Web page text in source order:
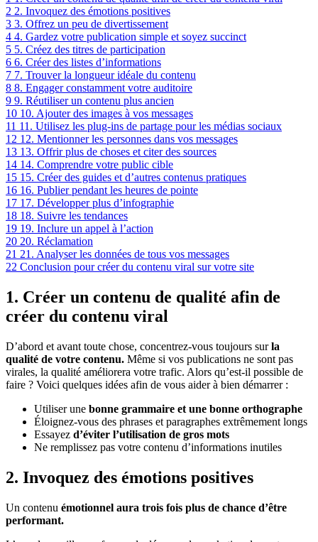
2 2. Invoquez des émotions positives
3 3. Offrez un peu de divertissement
4 4. Gardez votre publication simple et soyez succinct
5 5. Créez des titres de participation
6 6. Créer des listes d’informations
7 7. Trouver la longueur idéale du contenu
8 8. Engager constamment votre auditoire
9 9. Réutiliser un contenu plus ancien
10 10. Ajouter des images à vos messages
11 11. Utilisez les plug-ins de partage pour les médias sociaux
12 12. Mentionner les personnes dans vos messages
13 13. Offrir plus de choses et citer des sources
14 14. Comprendre votre public cible
15 15. Créer des guides et d’autres contenus pratiques
16 16. Publier pendant les heures de pointe
17 17. Développer plus d’infographie
18 18. Suivre les tendances
19 19. Inclure un appel à l’action
20 20. Réclamation
21 21. Analyser les données de tous vos messages
22 Conclusion pour créer du contenu viral sur votre site
1. Créer un contenu de qualité afin de
créer du contenu viral
D’abord et avant toute chose, concentrez-vous toujours surla
qualité de votre contenu. Même si vos publications ne sont pas
virales, la qualité améliorera votre trafic. Alors qu’est-il possible de
faire ? Voici quelques idées afin de vous aider à bien démarrer :
Utiliser une bonne grammaire et une bonne orthographe
Éloignez-vous des phrases et paragraphes extrêmement longs
Essayez d’éviter l’utilisation de gros mots
Ne remplissez pas votre contenu d’informations inutiles
2. Invoquez des émotions positives
Un contenu émotionnel aura trois fois plus de chance d’être
performant.